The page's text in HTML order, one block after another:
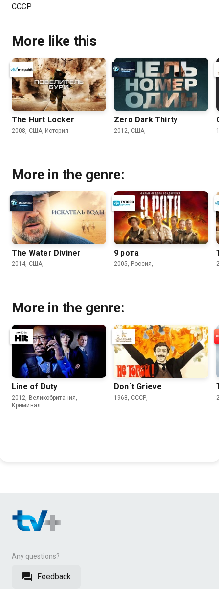
СССР
More like this
The Hurt Locker
2008, США, История
Zero Dark Thirty
2012, США,
More in the genre:
The Water Diviner
2014, США,
9 рота
2005, Россия,
More in the genre:
Line of Duty
2012, Великобритания,
Криминал
Don`t Grieve
1968, СССР,
Any questions?
Feedback